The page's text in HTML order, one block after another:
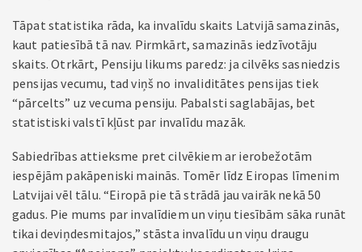
Tāpat statistika rāda, ka invalīdu skaits Latvijā samazinās,
kaut patiesībā tā nav. Pirmkārt, samazinās iedzīvotāju
skaits. Otrkārt, Pensiju likums paredz: ja cilvēks sasniedzis
pensijas vecumu, tad viņš no invaliditātes pensijas tiek
“pārcelts” uz vecuma pensiju. Pabalsti saglabājas, bet
statistiski valstī kļūst par invalīdu mazāk.
Sabiedrības attieksme pret cilvēkiem ar ierobežotām
iespējām pakāpeniski mainās. Tomēr līdz Eiropas līmenim
Latvijai vēl tālu. “Eiropā pie tā strādā jau vairāk nekā 50
gadus. Pie mums par invalīdiem un viņu tiesībām sāka runāt
tikai deviņdesmitajos,” stāsta invalīdu un viņu draugu